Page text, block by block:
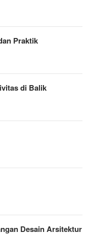
Praktik
di Balik
Desain Arsitektur